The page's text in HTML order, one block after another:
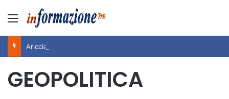
Menu
GEOPOLITICA